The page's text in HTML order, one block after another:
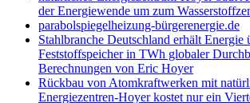
der Energiewende um zum
parabolspiegelheizung-bürgerenergie.de
Stahlbranche Deutschland erhält Energie
Feststoffspeicher in TWh globaler
Berechnungen von Eric Hoyer
Rückbau von Atomkraftwerken mit
Energiezentren-Hoyer kostet nur ein